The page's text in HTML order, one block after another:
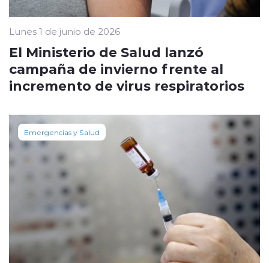
Lunes 1 de junio de 2026
El Ministerio de Salud lanzó
campaña de invierno frente al
incremento de virus respiratorios
Emergencias y Salud